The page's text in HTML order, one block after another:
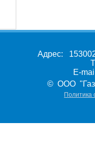
Адрес:
E-
© ООО
Политика